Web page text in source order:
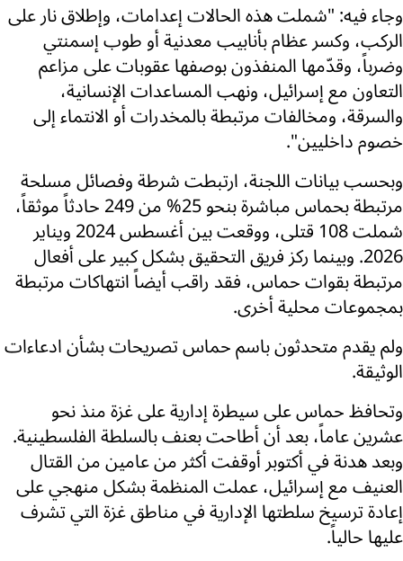
وجاء فيه: "شملت هذه الحالات إعدامات، وإطلاق نار على
الركب، وكسر عظام بأنابيب معدنية أو طوب إسمنتي
وضرباً، وقدّمها المنفذون بوصفها عقوبات على مزاعم
التعاون مع إسرائيل، ونهب المساعدات الإنسانية،
والسرقة، ومخالفات مرتبطة بالمخدرات أو الانتماء إلى
خصوم داخليين".
وبحسب بيانات اللجنة، ارتبطت شرطة وفصائل مسلحة
مرتبطة بحماس مباشرة بنحو 25% من 249 حادثاً موثقاً،
شملت 108 قتلى، ووقعت بين أغسطس 2024 ويناير
2026. وبينما ركز فريق التحقيق بشكل كبير على أفعال
مرتبطة بقوات حماس، فقد راقب أيضاً انتهاكات مرتبطة
بمجموعات محلية أخرى.
ولم يقدم متحدثون باسم حماس تصريحات بشأن ادعاءات
الوثيقة.
وتحافظ حماس على سيطرة إدارية على غزة منذ نحو
عشرين عاماً، بعد أن أطاحت بعنف بالسلطة الفلسطينية.
وبعد هدنة في أكتوبر أوقفت أكثر من عامين من القتال
العنيف مع إسرائيل، عملت المنظمة بشكل منهجي على
إعادة ترسيخ سلطتها الإدارية في مناطق غزة التي تشرف
عليها حالياً.